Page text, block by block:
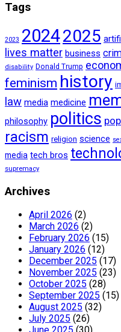
Tags
2023 20242025
lives matter business
disability Donald Trump
feminism history
law media medicine
philosophy politics
racism religion science
media tech bros
supremacy
Archives
April 2026 (2)
March 2026 (2)
February 2026 (15)
January 2026 (12)
December 2025 (17)
November 2025 (23)
October 2025 (28)
September 2025 (15)
August 2025 (32)
July 2025 (26)